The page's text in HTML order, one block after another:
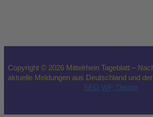
Copyright © 2026 Mittelrhein Tageblatt –
aktuelle Meldungen aus Deutschland und
SEO WP Theme